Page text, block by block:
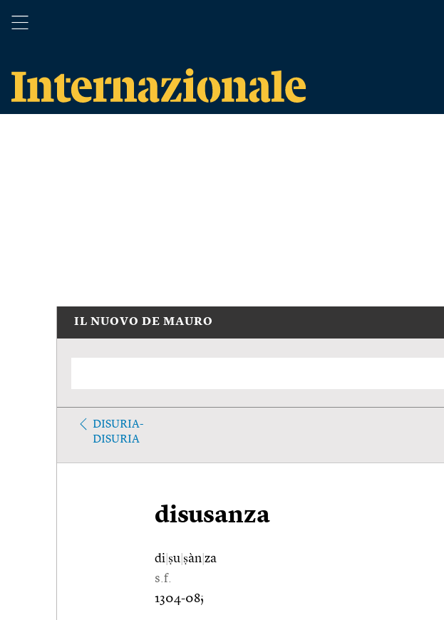
IL NUOVO DE MAURO
DISURIA-
DISURIA
disusanza
di ṣu ṣàn za
s.f.
1304-08;